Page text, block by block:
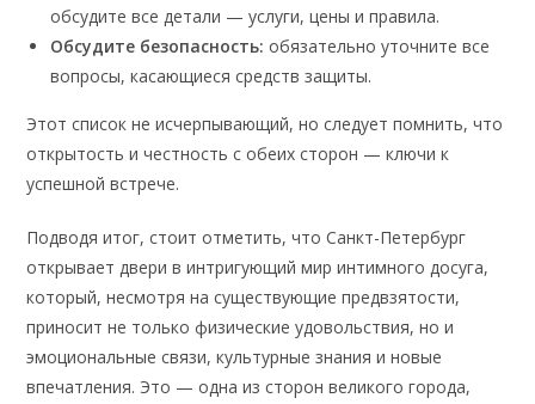
обсудите все детали — услуги, цены и правила.
Обсудите безопасность: обязательно уточните все
вопросы, касающиеся средств защиты.
Этот список не исчерпывающий, но следует помнить, что
открытость и честность с обеих сторон — ключи к
успешной встрече.
Подводя итог, стоит отметить, что Санкт-Петербург
открывает двери в интригующий мир интимного досуга,
который, несмотря на существующие предвзятости,
приносит не только физические удовольствия, но и
эмоциональные связи, культурные знания и новые
впечатления. Это — одна из сторон великого города,